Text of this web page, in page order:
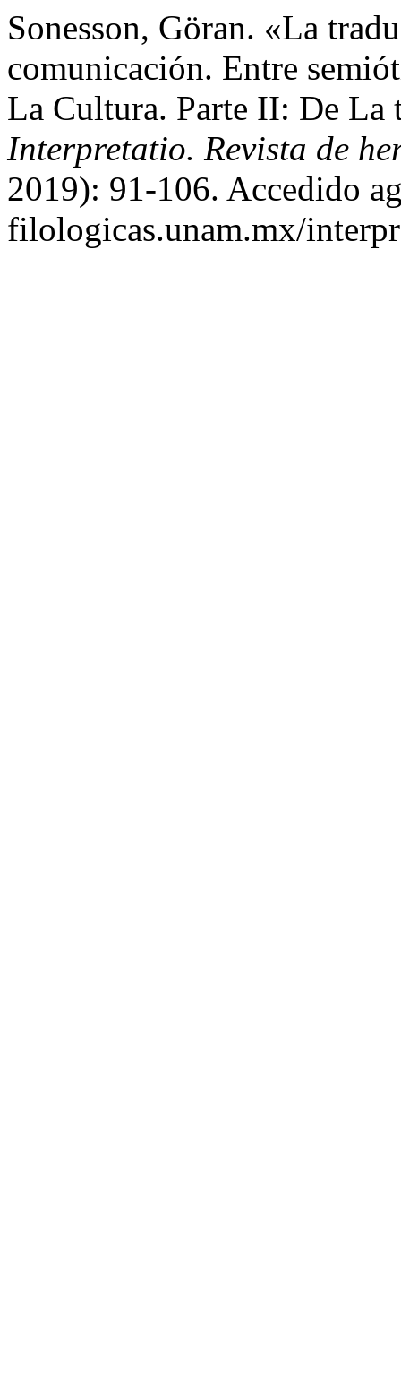
Sonesson, Göran. «La
comunicación. Entre
La Cultura. Parte II: De La
Interpretatio. Revista de
2019): 91-106. Accedido
filologicas.unam.mx/